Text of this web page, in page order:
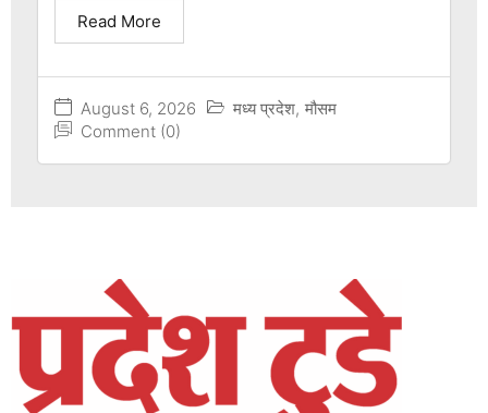
August 6, 2026 मध्य प्रदेश, मौसम
Comment (0)
Read More